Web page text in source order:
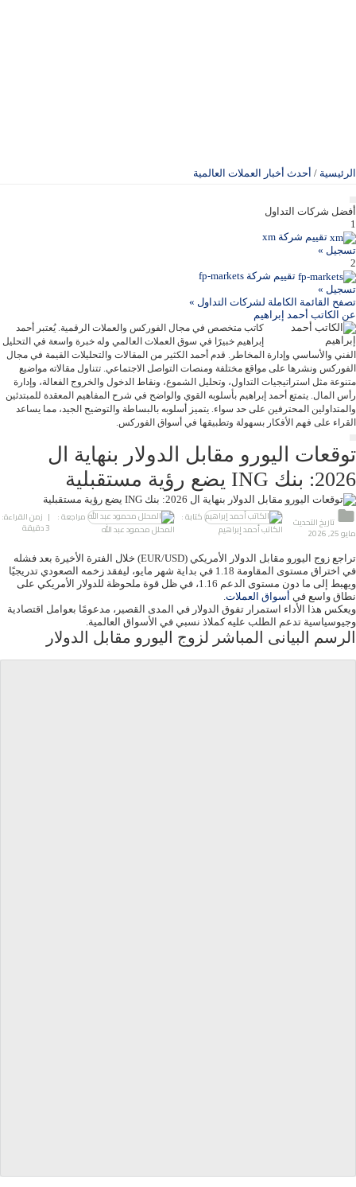
الرئيسية / أحدث أخبار العملات العالمية
أفضل شركات التداول
1
تقييم شركة xm
تسجيل »
2
تقييم شركة fp-markets
تسجيل »
تصفح القائمة الكاملة لشركات التداول »
عن الكاتب أحمد إبراهيم
كاتب متخصص في مجال الفوركس والعملات الرقمية. يُعتبر أحمد
إبراهيم خبيرًا في سوق العملات العالمي وله خبرة واسعة في التحليل
الفني والأساسي وإدارة المخاطر. قدم أحمد الكثير من المقالات والتحليلات القيمة في مجال
الفوركس ونشرها على مواقع مختلفة ومنصات التواصل الاجتماعي. تتناول مقالاته مواضيع
متنوعة مثل استراتيجيات التداول، وتحليل الشموع، ونقاط الدخول والخروج الفعالة، وإدارة
رأس المال. يتمتع أحمد إبراهيم بأسلوبه القوي والواضح في شرح المفاهيم المعقدة للمبتدئين
والمتداولين المحترفين على حد سواء. يتميز أسلوبه بالبساطة والتوضيح الجيد، مما يساعد
القراء على فهم الأفكار بسهولة وتطبيقها في أسواق الفوركس.
توقعات اليورو مقابل الدولار بنهاية ال
2026: بنك ING يضع رؤية مستقبلية
تاريخ التحديث
مايو 25, 2026
كتابة :
الكاتب أحمد إبراهيم
مراجعة :
المحلل محمود عبد الله
| زمن القراءة:
3 دقيقة
تراجع زوج اليورو مقابل الدولار الأمريكي (EUR/USD) خلال الفترة الأخيرة بعد فشله
في اختراق مستوى المقاومة 1.18 في بداية شهر مايو، ليفقد زخمه الصعودي تدريجيًا
ويهبط إلى ما دون مستوى الدعم 1.16، في ظل قوة ملحوظة للدولار الأمريكي على
نطاق واسع في أسواق العملات
ويعكس هذا الأداء استمرار تفوق الدولار في المدى القصير، مدعومًا بعوامل اقتصادية
وجيوسياسية تدعم الطلب عليه كملاذ نسبي في الأسواق العالمية.
الرسم البيانى المباشر لزوج اليورو مقابل الدولار